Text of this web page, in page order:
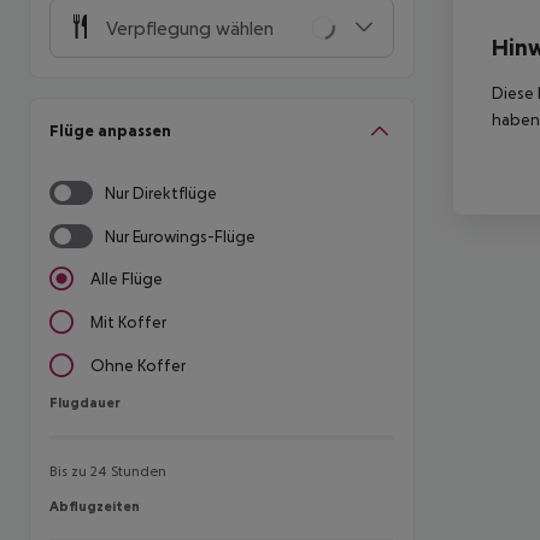
Verpflegung wählen
Flüge anpassen
Nur Direktflüge
Nur Eurowings-Flüge
Alle Flüge
Mit Koffer
Ohne Koffer
Flugdauer
Flugdauer
Bis zu 24 Stunden
Abflugzeiten
Abflugzeiten
Diese